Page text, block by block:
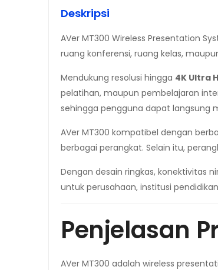
Deskripsi
AVer MT300 Wireless Presentation
ruang konferensi, ruang kelas,
Mendukung resolusi hingga 4K Ultra
pelatihan, maupun pembelajaran
sehingga pengguna dapat langsung
AVer MT300 kompatibel dengan
berbagai perangkat. Selain itu,
Dengan desain ringkas, konektivitas
untuk perusahaan, institusi
Penjelasan
AVer MT300 adalah wireless